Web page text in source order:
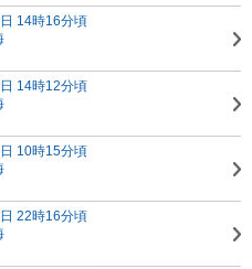
14時16分頃
14時12分頃
10時15分頃
22時16分頃